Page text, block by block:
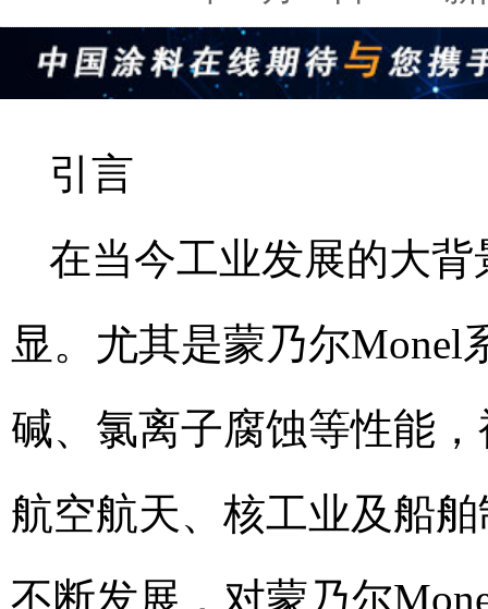
引言
在当今工业发展的大
显。尤其是蒙乃尔Monel
碱、氯离子腐蚀等性能
航空航天、核工业及船
不断发展，对蒙乃尔